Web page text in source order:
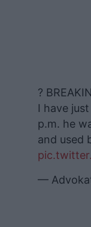
?
I have
p.m. he
and used
— Advokat